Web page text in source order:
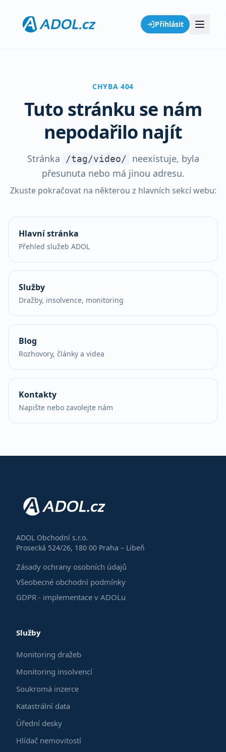
Přihlásit
CHYBA 404
Tuto stránku se nám
nepodařilo najít
Stránka /tag/video/
neexistuje, byla
přesunuta nebo má jinou adresu.
Zkuste pokračovat na některou z hlavních sekcí webu:
Hlavní stránka
Přehled služeb ADOL
Služby
Dražby, insolvence, monitoring
Blog
Rozhovory, články a videa
Kontakty
Napište nebo zavolejte nám
ADOL Obchodní s.r.o.
Prosecká 524/26, 180 00 Praha – Libeň
Zásady ochrany osobních údajů
Všeobecné obchodní podmínky
GDPR - implementace v ADOLu
Služby
Monitoring dražeb
Monitoring insolvencí
Soukromá inzerce
Katastrální data
Úřední desky
Hlídač nemovitostí